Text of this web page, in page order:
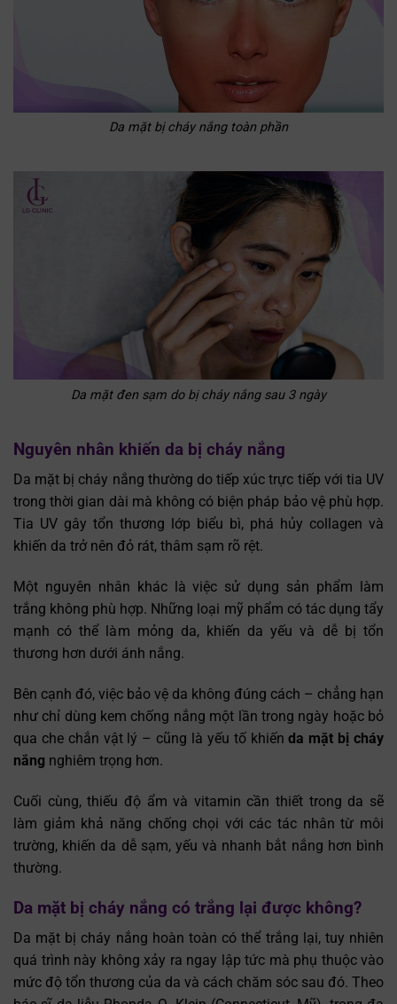
Da mặt bị cháy nắng toàn phần
Da mặt đen sạm do bị cháy nắng sau 3 ngày
Nguyên nhân khiến da bị cháy nắng
Da mặt bị cháy nắng thường do tiếp xúc trực tiếp với tia UV
trong thời gian dài mà không có biện pháp bảo vệ phù hợp.
Tia UV gây tổn thương lớp biểu bì, phá hủy collagen và
khiến da trở nên đỏ rát, thâm sạm rõ rệt.
Một nguyên nhân khác là việc sử dụng sản phẩm làm
trắng không phù hợp. Những loại mỹ phẩm có tác dụng tẩy
mạnh có thể làm mỏng da, khiến da yếu và dễ bị tổn
thương hơn dưới ánh nắng.
Bên cạnh đó, việc bảo vệ da không đúng cách – chẳng hạn
như chỉ dùng kem chống nắng một lần trong ngày hoặc bỏ
qua che chắn vật lý – cũng là yếu tố khiếnda mặt bị cháy
nắng nghiêm trọng hơn.
Cuối cùng, thiếu độ ẩm và vitamin cần thiết trong da sẽ
làm giảm khả năng chống chọi với các tác nhân từ môi
trường, khiến da dễ sạm, yếu và nhanh bắt nắng hơn bình
thường.
Da mặt bị cháy nắng có trắng lại được không?
Da mặt bị cháy nắng hoàn toàn có thể trắng lại, tuy nhiên
quá trình này không xảy ra ngay lập tức mà phụ thuộc vào
mức độ tổn thương của da và cách chăm sóc sau đó. Theo